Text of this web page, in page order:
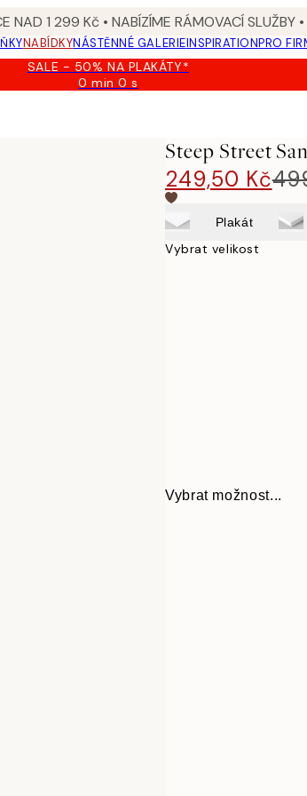
NAD 1 299 Kč • NABÍZÍME RÁMOVACÍ SLUŽBY
NABÍDKYNÁSTĚNNÉ GALERIEINSPIRATIONPRO
SALE - 50% NA PLAKÁTY*
0 min0 s
Platné
Steep Street
249,50 Kč
Plakát
Vybrat velikost
Vybrat možnost...